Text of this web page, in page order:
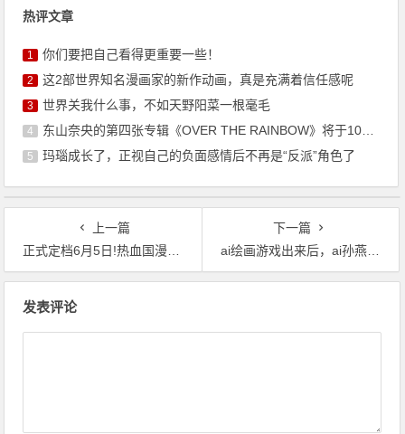
热评文章
1 你们要把自己看得更重要一些！
2 这2部世界知名漫画家的新作动画，真是充满着信任感呢
3 世界关我什么事，不如天野阳菜一根毫毛
4 东山奈央的第四张专辑《OVER THE RAINBOW》将于10月7日发售
5 玛瑙成长了，正视自己的负面感情后不再是“反派”角色了
上一篇
正式定档6月5日!热血国漫改编《龙神八部之西行纪》公测官宣
下一篇
ai绘画游戏出来后，ai孙燕姿也出现了，这让威震天都笑了
发表评论